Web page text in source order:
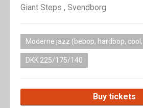
Giant Steps , Svendborg
Moderne jazz (bebop, hardbop,
DKK 225/175/140
Buy tickets